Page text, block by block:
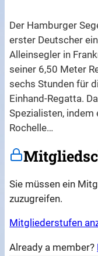
Der Hamburger
erster Deutscher
Alleinsegler in
seiner 6,50 Meter
sechs Stunden für
Einhand-Regatta.
Spezialisten, indem
Rochelle…
Sie müssen ein
zuzugreifen.
Mitgliederstufen
Already a member?